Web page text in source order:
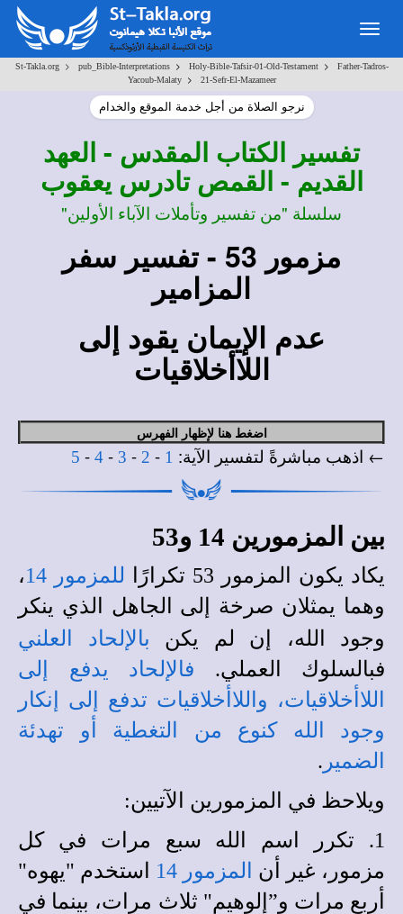
St-Takla.org> pub_Bible-Interpretations> Holy-Bible-Tafsir-01-Old-Testament>
Father-Tadros-
Yacoub-Malaty> 21-Sefr-El-Mazameer
نرجو الصلاة من أجل خدمة الموقع والخدام
تفسير الكتاب المقدس - العهد
القديم - القمص تادرس يعقوب
سلسلة "من تفسير وتأملات الآباء الأولين"
مزمور 53 - تفسير سفر
المزامير
عدم الإيمان يقود إلى
اللاأخلاقيات
اضغط هنا لإظهار الفهرس
← اذهب مباشرةً لتفسير الآية: 1
-
2
-
3
-
4
-
5
بين المزمورين 14 و53
يكاد يكون المزمور 53 تكرارًا للمزمور 14
،
وهما يمثلان صرخة إلى الجاهل الذي ينكر
وجود الله، إن لم يكن بالإلحاد العلني
فبالسلوك العملي. فالإلحاد يدفع إلى
اللاأخلاقيات، واللاأخلاقيات تدفع إلى إنكار
وجود الله كنوع من التغطية أو تهدئة
الضمير .
ويلاحظ في المزمورين الآتيين:
1. تكرر اسم الله سبع مرات في كل
مزمور، غير أن
المزمور 14
استخدم "يهوه"
أربع مرات و”إلوهيم" ثلاث مرات، بينما في